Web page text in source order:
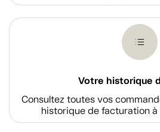
Votre historique
Consultez toutes vos
historique de facturation à